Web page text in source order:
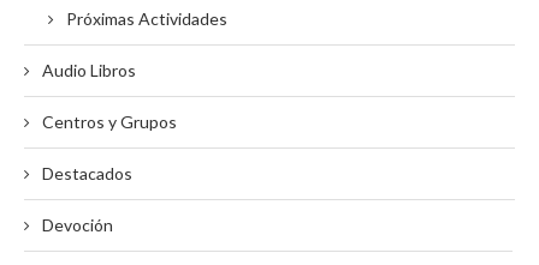
Próximas Actividades
Audio Libros
Centros y Grupos
Destacados
Devoción